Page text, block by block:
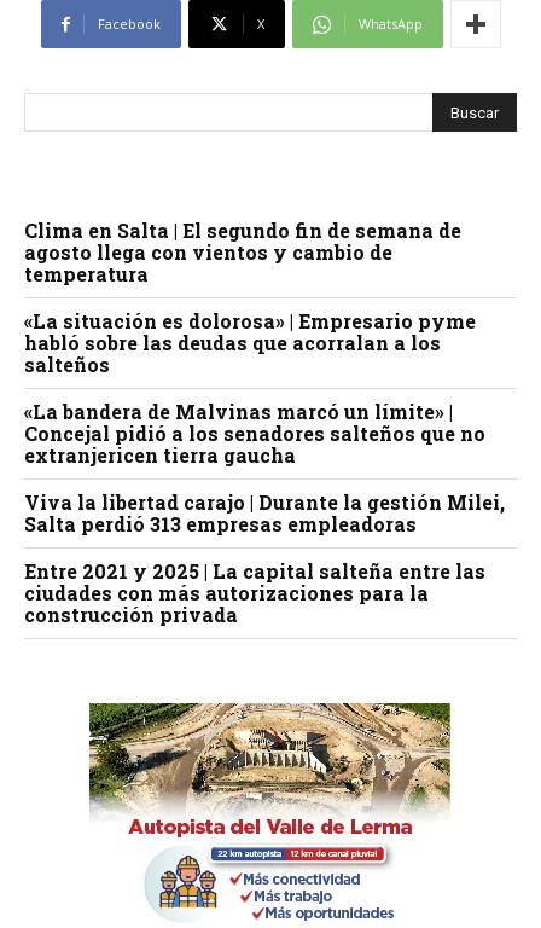
Facebook X WhatsApp
Clima en Salta | El segundo fin de semana de
agosto llega con vientos y cambio de
temperatura
«La situación es dolorosa» | Empresario pyme
habló sobre las deudas que acorralan a los
salteños
«La bandera de Malvinas marcó un límite» |
Concejal pidió a los senadores salteños que no
extranjericen tierra gaucha
Viva la libertad carajo | Durante la gestión Milei,
Salta perdió 313 empresas empleadoras
Entre 2021 y 2025 | La capital salteña entre las
ciudades con más autorizaciones para la
construcción privada